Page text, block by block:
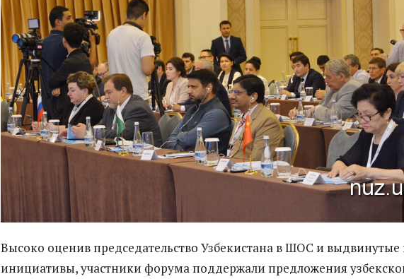
Высоко оценив председательство Узбекистана в ШОС и
инициативы, участники форума поддержали предложения